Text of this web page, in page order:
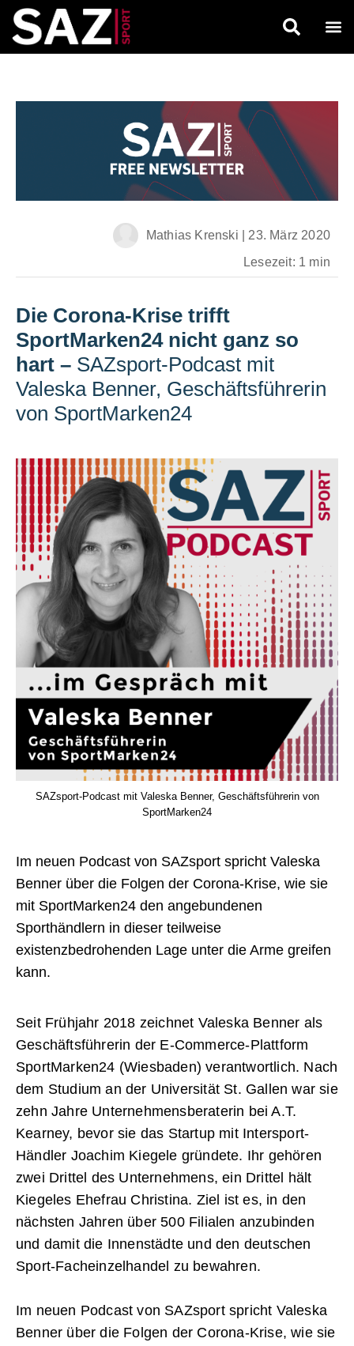
Mathias Krenski
23. März 2020
Lesezeit: 1 min
Die Corona-Krise trifft
SportMarken24 nicht ganz so
hart – SAZsport-Podcast mit
Valeska Benner, Geschäftsführerin
von SportMarken24
SAZsport-Podcast mit Valeska Benner, Geschäftsführerin von
SportMarken24
Im neuen Podcast von SAZsport spricht Valeska
Benner über die Folgen der Corona-Krise, wie sie
mit SportMarken24 den angebundenen
Sporthändlern in dieser teilweise
existenzbedrohenden Lage unter die Arme greifen
kann.
Seit Frühjahr 2018 zeichnet Valeska Benner als
Geschäftsführerin der E-Commerce-Plattform
SportMarken24 (Wiesbaden) verantwortlich. Nach
dem Studium an der Universität St. Gallen war sie
zehn Jahre Unternehmensberaterin bei A.T.
Kearney, bevor sie das Startup mit Intersport-
Händler Joachim Kiegele gründete. Ihr gehören
zwei Drittel des Unternehmens, ein Drittel hält
Kiegeles Ehefrau Christina. Ziel ist es, in den
nächsten Jahren über 500 Filialen anzubinden
und damit die Innenstädte und den deutschen
Sport-Facheinzelhandel zu bewahren.
Im neuen Podcast von SAZsport spricht Valeska
Benner über die Folgen der Corona-Krise, wie sie